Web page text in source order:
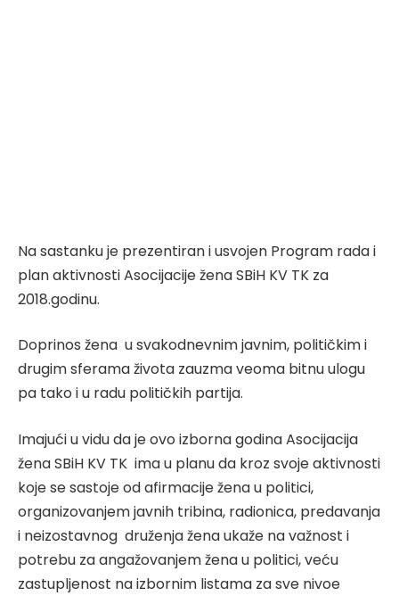
Na sastanku je prezentiran i usvojen Program rada i
plan aktivnosti Asocijacije žena SBiH KV TK za
2018.godinu.
Doprinos žena u svakodnevnim javnim, političkim i
drugim sferama života zauzma veoma bitnu ulogu
pa tako i u radu političkih partija.
Imajući u vidu da je ovo izborna godina Asocijacija
žena SBiH KV TK ima u planu da kroz svoje aktivnosti
koje se sastoje od afirmacije žena u politici,
organizovanjem javnih tribina, radionica, predavanja
i neizostavnog druženja žena ukaže na važnost i
potrebu za angažovanjem žena u politici, veću
zastupljenost na izbornim listama za sve nivoe